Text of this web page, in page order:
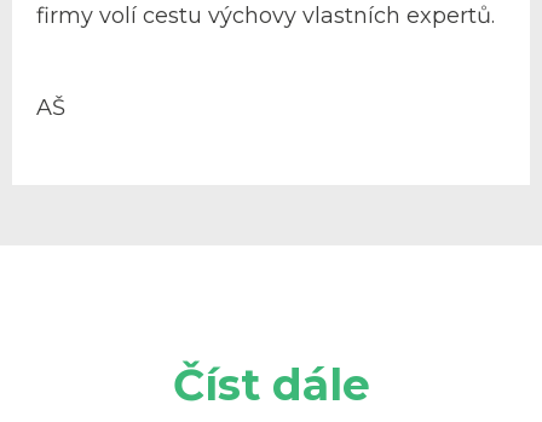
firmy volí cestu výchovy vlastních expertů.
AŠ
Číst dále